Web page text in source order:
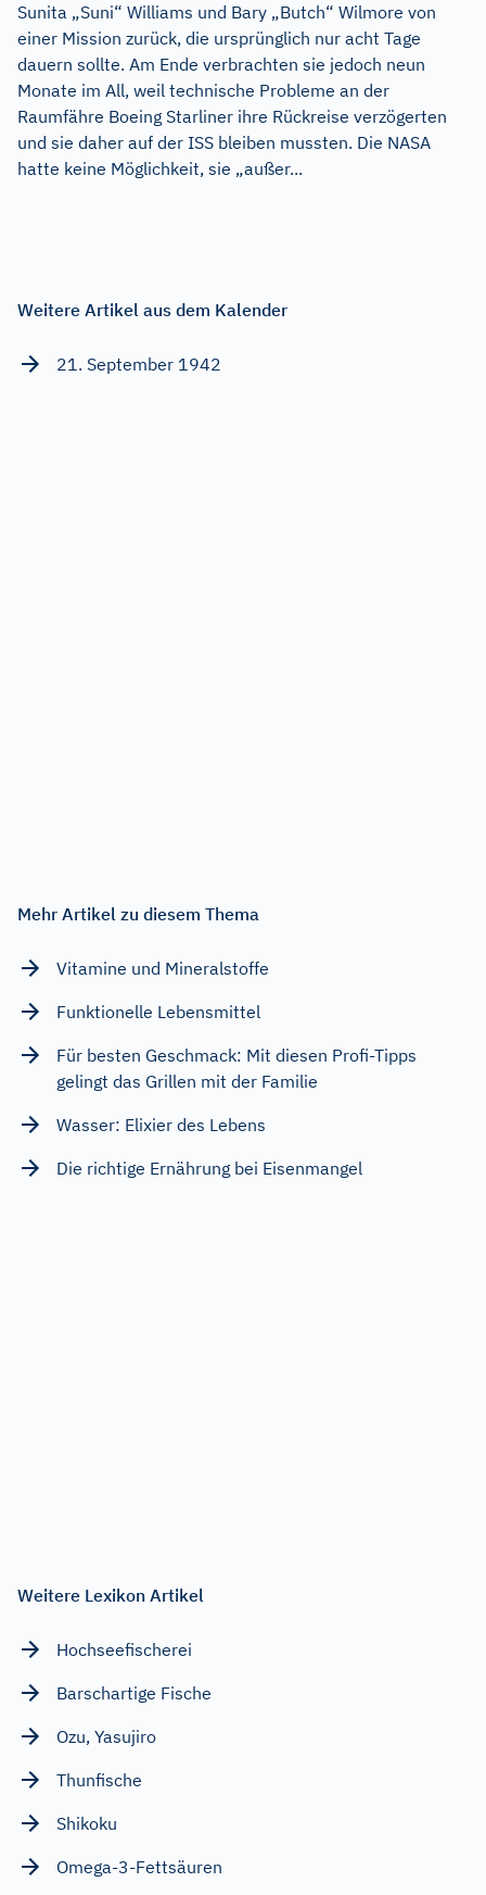
Sunita „Suni“ Williams und Bary „Butch“ Wilmore von
einer Mission zurück, die ursprünglich nur acht Tage
dauern sollte. Am Ende verbrachten sie jedoch neun
Monate im All, weil technische Probleme an der
Raumfähre Boeing Starliner ihre Rückreise verzögerten
und sie daher auf der ISS bleiben mussten. Die NASA
hatte keine Möglichkeit, sie „außer...
Weitere Artikel aus dem Kalender
21. September 1942
Mehr Artikel zu diesem Thema
Vitamine und Mineralstoffe
Funktionelle Lebensmittel
Für besten Geschmack: Mit diesen Profi-Tipps
gelingt das Grillen mit der Familie
Wasser: Elixier des Lebens
Die richtige Ernährung bei Eisenmangel
Weitere Lexikon Artikel
Hochseefischerei
Barschartige Fische
Ozu, Yasujiro
Thunfische
Shikoku
Omega-3-Fettsäuren